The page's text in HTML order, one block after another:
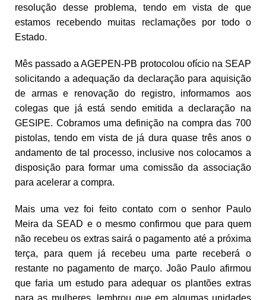
resolução desse problema, tendo em vista de que
estamos recebendo muitas reclamações por todo o
Estado.
Mês passado a AGEPEN-PB protocolou ofício na SEAP
solicitando a adequação da declaração para aquisição
de armas e renovação do registro, informamos aos
colegas que já está sendo emitida a declaração na
GESIPE. Cobramos uma definição na compra das 700
pistolas, tendo em vista de já dura quase três anos o
andamento de tal processo, inclusive nos colocamos a
disposição para formar uma comissão da associação
para acelerar a compra.
Mais uma vez foi feito contato com o senhor Paulo
Meira da SEAD e o mesmo confirmou que para quem
não recebeu os extras sairá o pagamento até a próxima
terça, para quem já recebeu uma parte receberá o
restante no pagamento de março. João Paulo afirmou
que faria um estudo para adequar os plantões extras
para as mulheres, lembrou que em algumas unidades